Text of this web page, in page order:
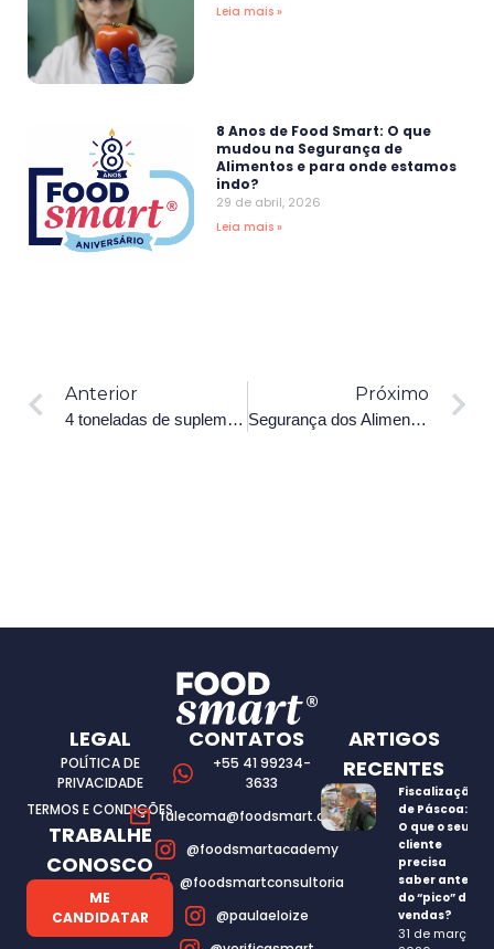
Leia mais »
8 Anos de Food Smart: O que
mudou na Segurança de
Alimentos e para onde estamos
indo?
29 de abril, 2026
Leia mais »
Anterior
4 toneladas de suplementos adulterados: o que isso significa para sua carreira em consultoria de alimentos?
Próximo
Segurança dos Alimentos: o campo onde o conhecimento técnico encontra propósito
LEGAL
POLÍTICA DE
PRIVACIDADE
TERMOS E CONDIÇÕES
TRABALHE
CONOSCO
ME
CANDIDATAR
CONTATOS
+55 41 99234-
3633
falecoma@foodsmart.com.br
@foodsmartacademy
@foodsmartconsultoria
@paulaeloize
ARTIGOS
RECENTES
Fiscalização
de Páscoa:
O que o seu
cliente
precisa
saber antes
do “pico” de
vendas?
31 de março,